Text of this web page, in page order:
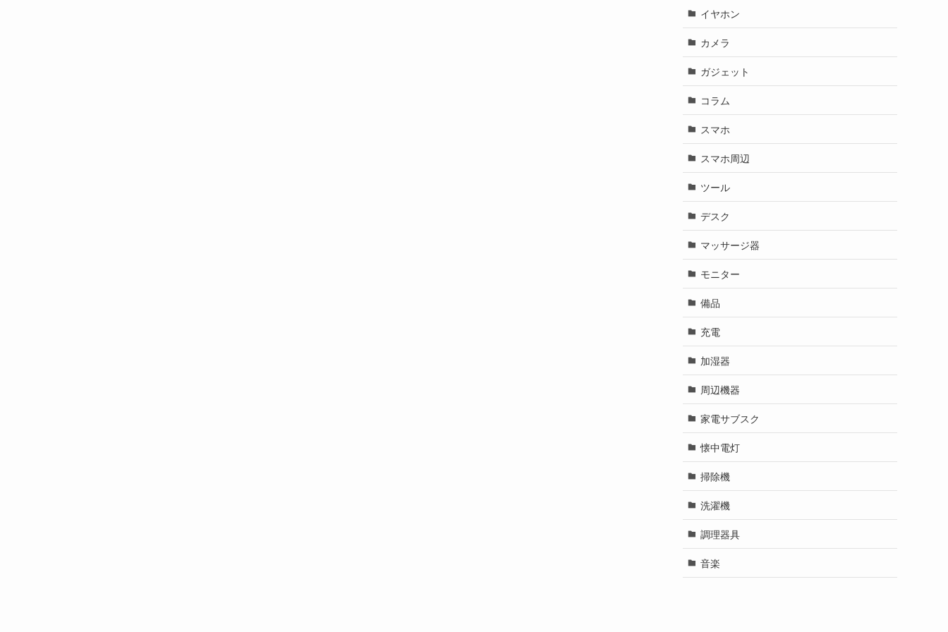
イヤホン
カメラ
ガジェット
コラム
スマホ
スマホ周辺
ツール
デスク
マッサージ器
モニター
備品
充電
加湿器
周辺機器
家電サブスク
懐中電灯
掃除機
洗濯機
調理器具
音楽